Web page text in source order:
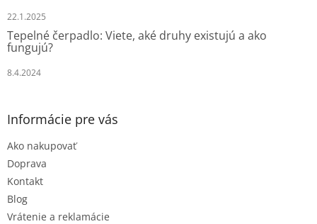
22.1.2025
Tepelné čerpadlo: Viete, aké druhy existujú a ako
fungujú?
8.4.2024
Informácie pre vás
Ako nakupovať
Doprava
Kontakt
Blog
Vrátenie a reklamácie